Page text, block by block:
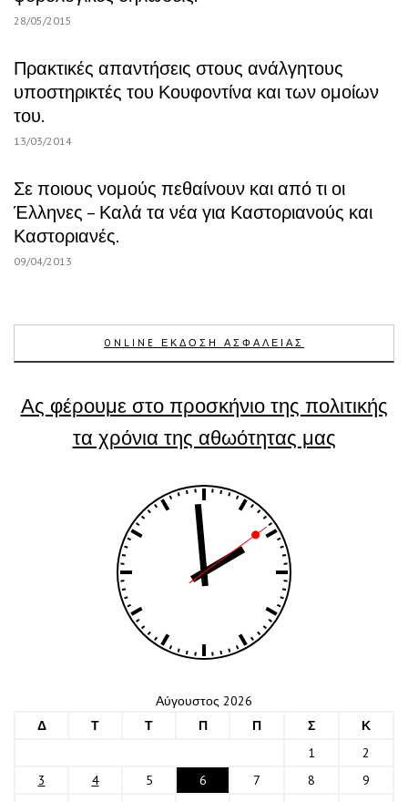
28/05/2015
Πρακτικές απαντήσεις στους ανάλγητους
υποστηρικτές του Κουφοντίνα και των ομοίων
του.
13/03/2014
Σε ποιους νομούς πεθαίνουν και από τι οι
Έλληνες – Καλά τα νέα για Καστοριανούς και
Καστοριανές.
09/04/2013
ONLINE ΕΚΔΟΣΗ ΑΣΦΑΛΕΙΑΣ
Ας φέρουμε στο προσκήνιο της πολιτικής
τα χρόνια της αθωότητας μας
Αύγουστος 2026
Δ
Τ Τ Π Π Σ
Κ
1
2
3
4 5 6 7 8
9